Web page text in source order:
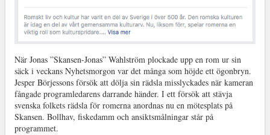
När Jonas ”Skansen-Jonas” Wahlström plockade upp en rom ur sin
säck i veckans Nyhetsmorgon var det många som höjde ett ögonbryn.
Jesper Börjessons försök att dölja sin rädsla misslyckades när kameran
fångade programledarens darrande händer. I ett försök att stävja
svenska folkets rädsla för romerna anordnas nu en mötesplats på
Skansen. Bollhav, fiskedamm och ansiktsmålningar står på
programmet.